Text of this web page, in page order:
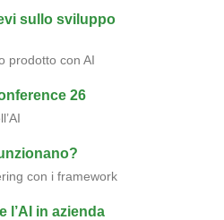
sullo sviluppo
prodotto con AI
26
con i framework
l’AI in azienda